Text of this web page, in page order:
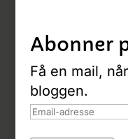
Abonner
Få en mail,
bloggen.
Email-